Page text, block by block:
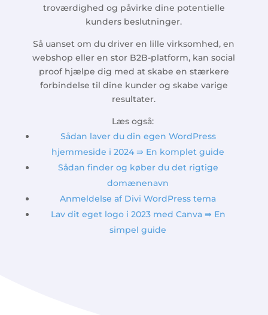
troværdighed og påvirke dine potentielle
kunders beslutninger.
Så uanset om du driver en lille virksomhed, en
webshop eller en stor B2B-platform, kan social
proof hjælpe dig med at skabe en stærkere
forbindelse til dine kunder og skabe varige
resultater.
Læs også:
Sådan laver du din egen WordPress
hjemmeside i 2024 ⇛ En komplet guide
Sådan finder og køber du det rigtige
domænenavn
Anmeldelse af Divi WordPress tema
Lav dit eget logo i 2023 med Canva ⇛ En
simpel guide